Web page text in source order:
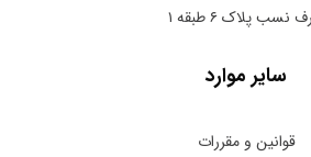
نسب پلاک ۶ طبقه ۱
سایر موارد
قوانین و مقررات